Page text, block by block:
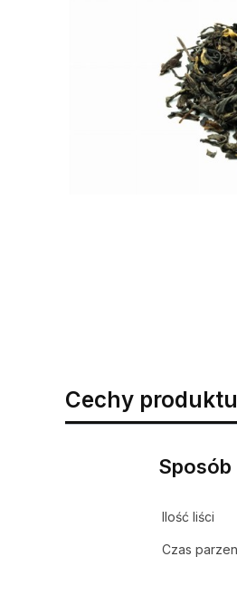
Cechy produktu
Sposób
Ilość liści
Czas